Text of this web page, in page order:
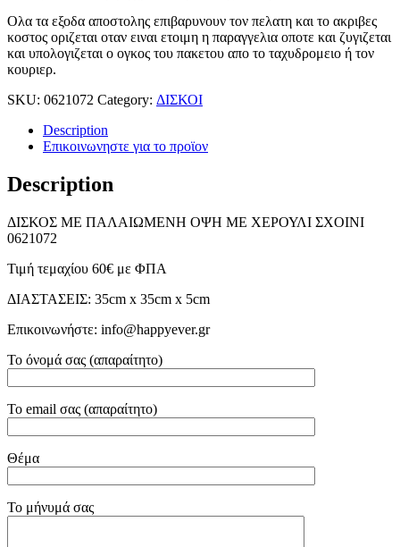
Ολα τα εξοδα αποστολης επιβαρυνουν τον πελατη και το ακριβες
κοστος οριζεται οταν ειναι ετοιμη η παραγγελια οποτε και ζυγιζεται
και υπολογιζεται ο ογκος του πακετου απο το ταχυδρομειο ή τον
κουριερ.
SKU: 0621072 Category: ΔΙΣΚΟΙ
Description
Επικοινωνηστε για το προϊoν
Description
ΔΙΣΚΟΣ ΜΕ ΠΑΛΑΙΩΜΕΝΗ ΟΨΗ ΜΕ ΧΕΡΟΥΛΙ ΣΧΟΙΝΙ
0621072
Τιμή τεμαχίου 60€ με ΦΠΑ
ΔΙΑΣΤΑΣΕΙΣ: 35cm x 35cm x 5cm
Επικοινωνήστε: info@happyever.gr
Το όνομά σας (απαραίτητο)
Το email σας (απαραίτητο)
Θέμα
Το μήνυμά σας